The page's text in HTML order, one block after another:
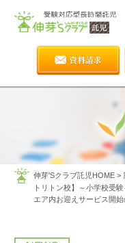
伸芽'Sクラブ託児HOME>
トリトン校】～小学校受
エア内お迎えサービス開始